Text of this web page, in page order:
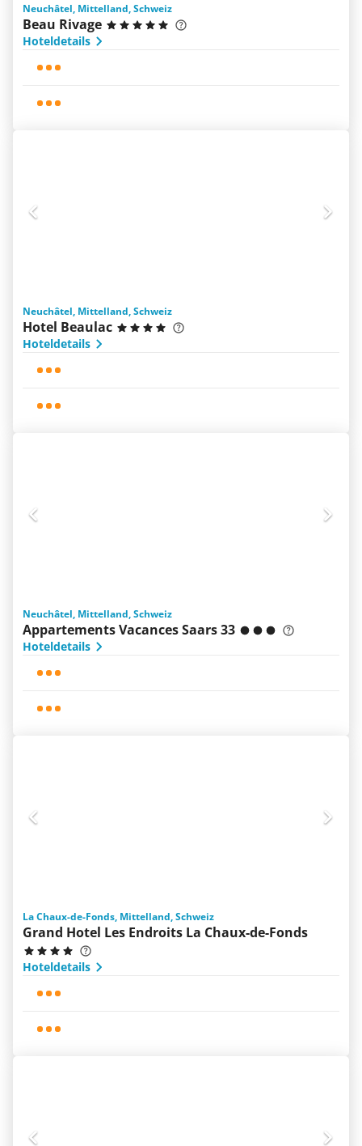
Neuchâtel, Mittelland, Schweiz
Beau Rivage
Hoteldetails
Neuchâtel, Mittelland, Schweiz
Hotel Beaulac
Hoteldetails
Neuchâtel, Mittelland, Schweiz
Appartements Vacances Saars 33
Hoteldetails
La Chaux-de-Fonds, Mittelland, Schweiz
Grand Hotel Les Endroits La Chaux-de-Fonds
Hoteldetails